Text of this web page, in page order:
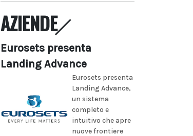
AZIENDE
Eurosets presenta
Landing Advance
Eurosets presenta
Landing Advance,
un sistema
completo e
intuitivo che apre
nuove frontiere